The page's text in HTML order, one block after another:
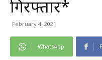
गिरफ्तार*
February 4, 2021
WhatsApp